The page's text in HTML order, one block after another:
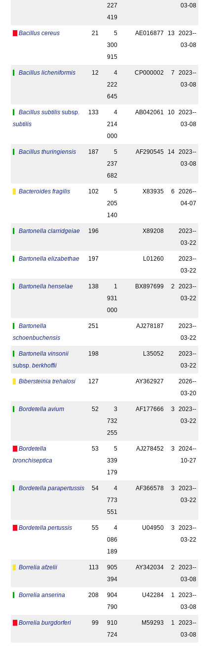
227
419
03-08
Bacillus cereus 21
5
300
915
AE016877 13
2023-­
03-08
Bacillus licheniformis 12
4
222
645
CP000002 7
2023-­
03-08
Bacillus subtilis subsp.
subtilis
133
4
214
000
AB042061 10
2023-­
03-08
Bacillus thuringiensis 187
5
237
682
AF290545 14
2023-­
03-08
Bacteroides fragilis 102
5
205
140
X83935 6
2026-­
04-07
Bartonella clarridgeiae 196 X89208
2023-­
03-22
Bartonella elizabethae 197 L01260
2023-­
03-22
Bartonella henselae 138
1
931
000
BX897699 2
2023-­
03-22
Bartonella
schoenbuchensis
251 AJ278187
2023-­
03-22
Bartonella vinsonii
subsp. berkhoffii
198 L35052
2023-­
03-22
Bibersteinia trehalosi 127 AY362927
2026-­
03-20
Bordetella avium 52
3
732
255
AF177666 3
2023-­
03-22
Bordetella
bronchiseptica
53
5
339
179
AJ278452 3
2024-­
10-27
Bordetella parapertussis 54
4
773
551
AF366578 3
2023-­
03-22
Bordetella pertussis 55
4
086
189
U04950 3
2023-­
03-22
Borrelia afzelii 113
905
394
AY342034 2
2023-­
03-08
Borrelia anserina 208
904
790
U42284 1
2023-­
03-08
Borrelia burgdorferi 99
910
724
M59293 1
2023-­
03-08